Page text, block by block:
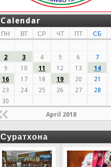
Calendar
ПН ВТ СР ЧТ ПТ СБ
2
3 4 5 6 7
9
10 11 12 13 14
16
17 18 19 20 21
23
24 25 26 27 28
30
April 2018
Суратхона